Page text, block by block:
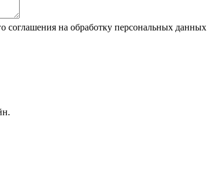
соглашения на обработку персональных данных